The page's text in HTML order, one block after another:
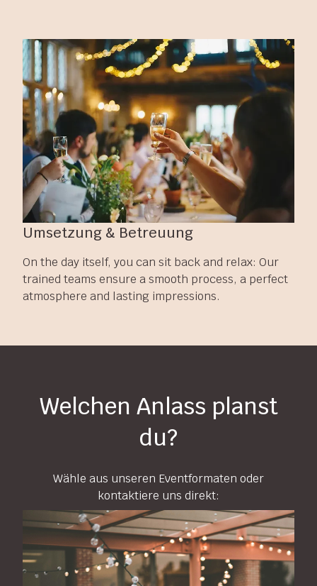
Umsetzung & Betreuung
On the day itself, you can sit back and relax: Our
trained teams ensure a smooth process, a perfect
atmosphere and lasting impressions.
Welchen Anlass planst
du?
Wähle aus unseren Eventformaten oder
kontaktiere uns direkt: